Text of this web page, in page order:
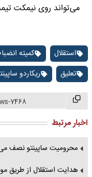
می‌تواند روی نیمکت
استقلال کمیته
تعلیق
ریکاردو
7468
اخبار مرتبط
محرومیت ساپینتو نصف
هدایت استقلال از طریق